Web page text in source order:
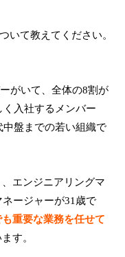
いて教えてください。
がいて、全体の8割が
入社するメンバー
盤までの若い組織で
エンジニアリングマ
ージャーが31歳で
重要な業務を任せて
す。